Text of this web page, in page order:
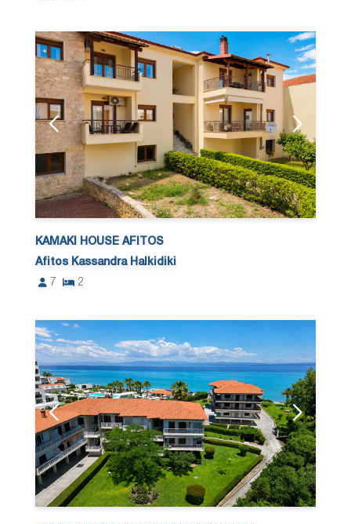
KAMAKI HOUSE AFITOS
Afitos Kassandra Halkidiki
7
2